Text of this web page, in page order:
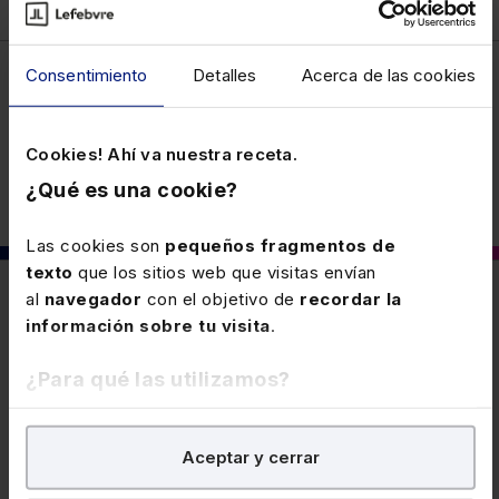
Consentimiento Detalles Acerca de las cookies
Cookies! Ahí va nuestra receta.
¿Qué es una cookie?
Las cookies son pequeños fragmentos de
texto que los sitios web que visitas envían
al navegador con el objetivo de recordar la
información sobre tu visita.
¿Para qué las utilizamos?
En Lefebvre utilizamos las cookies confines
para tratar demejorar tu experiencia
nuestra página web. También con fines publicitarios,
Aceptar y cerrar
Laboral
También puede interesarte
16 JUNIO 2026
Automatización de los procedimientos
para el reconocimiento de
determinadas prestaciones del RETM
Determinación de los actos y actuaciones que